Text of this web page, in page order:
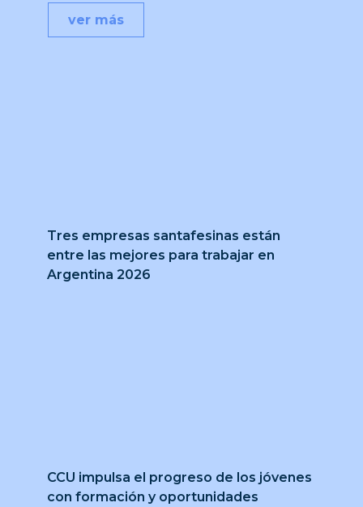
Tres empresas santafesinas están
entre las mejores para trabajar en
Argentina 2026
CCU impulsa el progreso de los jóvenes
con formación y oportunidades
ver más